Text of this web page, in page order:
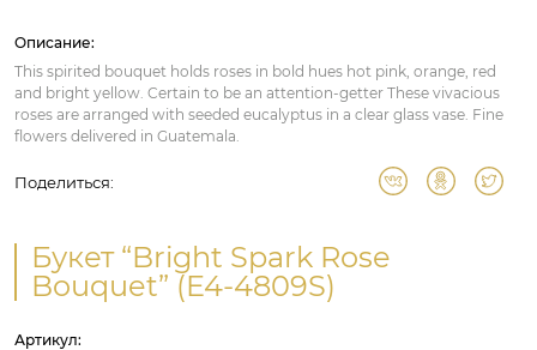
Описание:
This spirited bouquet holds roses in bold hues hot pink, orange, red
and bright yellow. Certain to be an attention-getter These vivacious
roses are arranged with seeded eucalyptus in a clear glass vase. Fine
flowers delivered in Guatemala.
Поделиться:
Букет “Bright Spark Rose
Bouquet” (E4-4809S)
Артикул: